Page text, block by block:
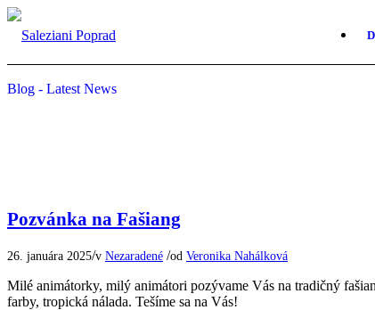
Blog - Latest News
Pozvánka na Fašiang
26. januára 2025/v Nezaradené /od Veronika Nahálková
Milé animátorky, milý animátori pozývame Vás na tradičný
farby, tropická nálada. Tešíme sa na Vás!